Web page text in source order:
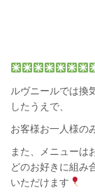
ルヴニールでは換
したうえで、
お客様お一人様の
また、メニューは
どのお好きに組み
いただけます